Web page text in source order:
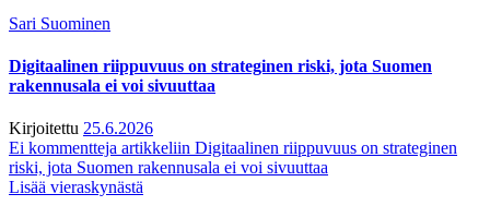
Sari Suominen
Digitaalinen riippuvuus on strateginen riski, jota Suomen
rakennusala ei voi sivuuttaa
Kirjoitettu 25.6.2026
Ei kommentteja artikkeliin Digitaalinen riippuvuus on strateginen
riski, jota Suomen rakennusala ei voi sivuuttaa
Lisää vieraskynästä